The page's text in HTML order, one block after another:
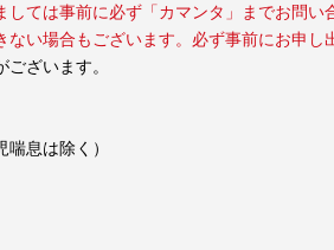
ては事前に必ず「カマンタ」までお問い
い場合もございます。必ず事前にお申し
ざいます。
息は除く）